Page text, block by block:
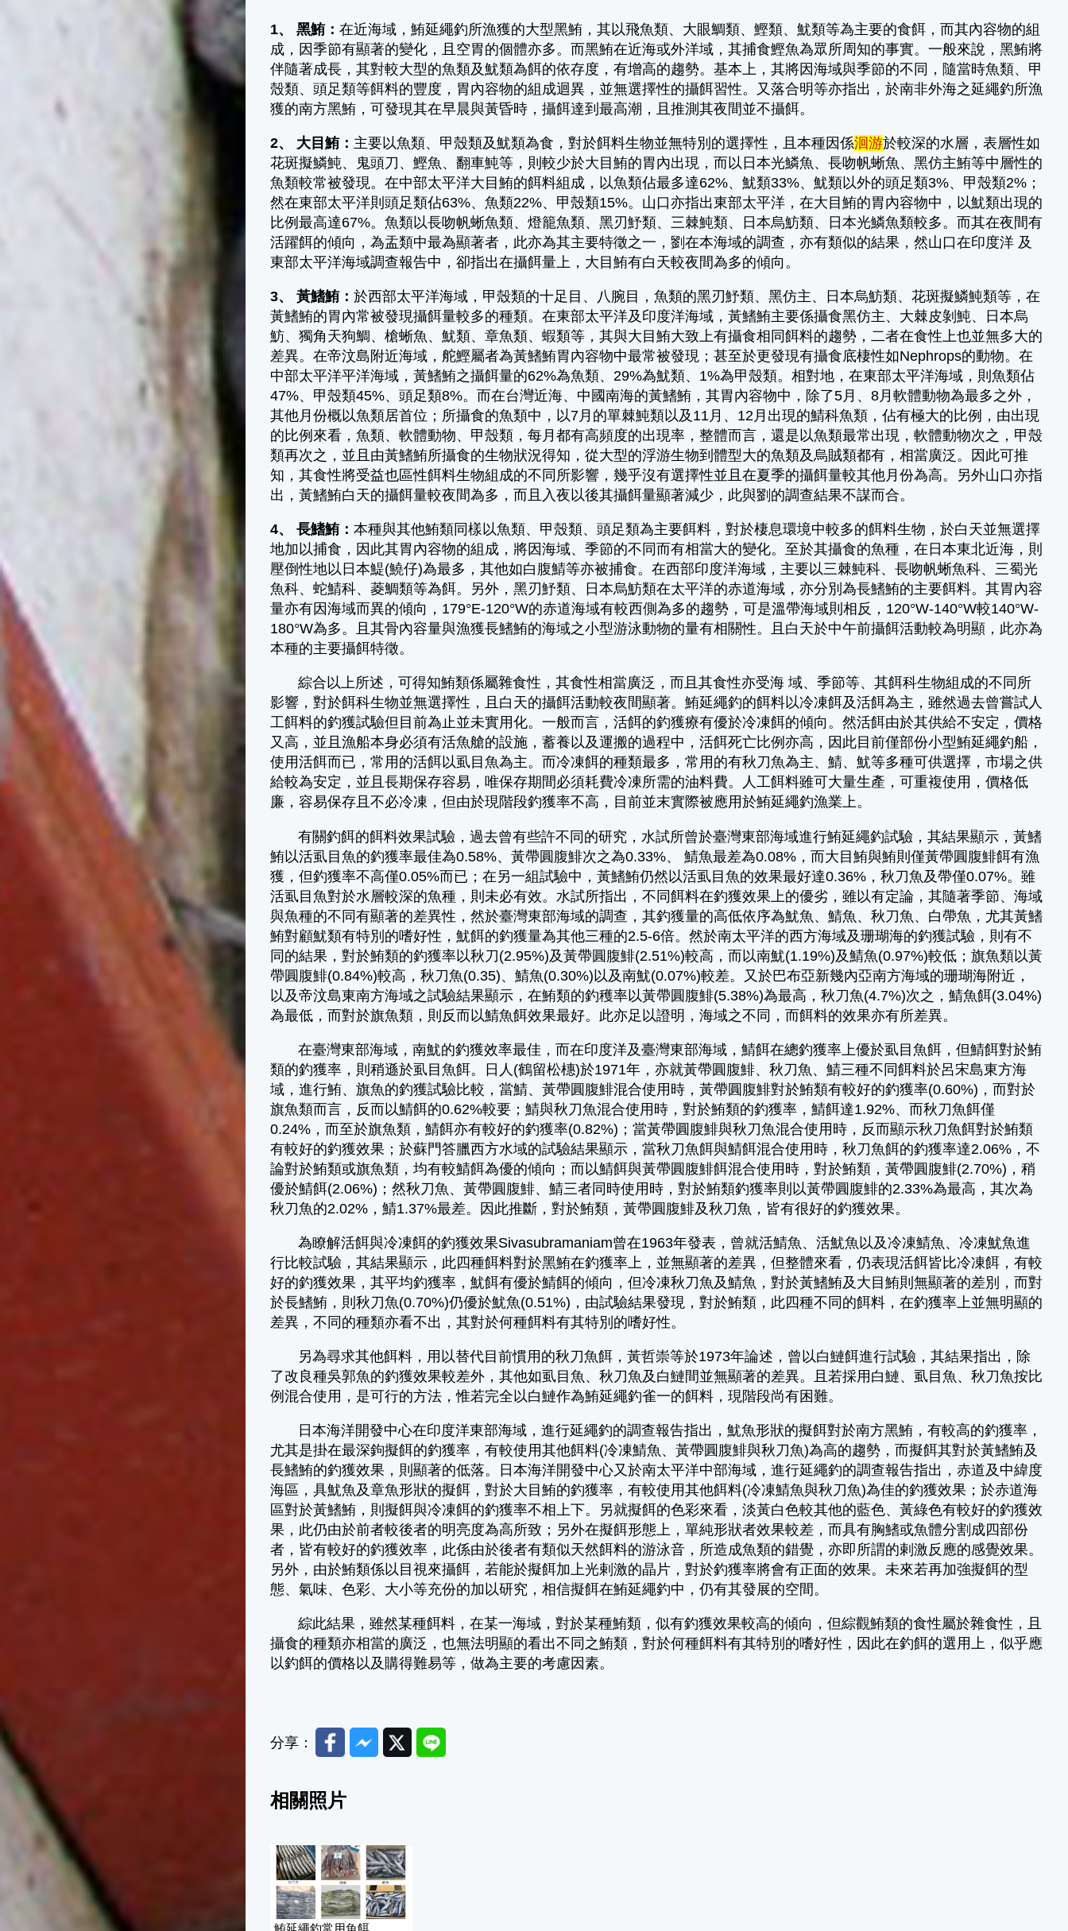
1、 黑鮪：在近海域，鮪延繩釣所漁獲的大型黑鮪，其以飛魚類、大眼鯛類、鰹類、魷類等為主要的食餌，而其內容物的組
成，因季節有顯著的變化，且空胃的個體亦多。而黑鮪在近海或外洋域，其捕食鰹魚為眾所周知的事實。一般來說，黑鮪將
伴隨著成長，其對較大型的魚類及魷類為餌的依存度，有增高的趨勢。基本上，其將因海域與季節的不同，隨當時魚類、甲
殼類、頭足類等餌料的豐度，胃內容物的組成迴異，並無選擇性的攝餌習性。又落合明等亦指出，於南非外海之延繩釣所漁
獲的南方黑鮪，可發現其在早晨與黃昏時，攝餌達到最高潮，且推測其夜間並不攝餌。
2、 大目鮪： 主要以魚類、甲殼類及魷類為食，對於餌料生物並無特別的選擇性，且本種因係洄游於較深的水層，表層性如
花斑擬鱗魨、鬼頭刀、鰹魚、翻車魨等，則較少於大目鮪的胃內出現，而以日本光鱗魚、長吻帆蜥魚、黑仿主鮪等中層性的
魚類較常被發現。在中部太平洋大目鮪的餌料組成，以魚類佔最多達62%、魷類33%、魷類以外的頭足類3%、甲殼類2%；
然在東部太平洋則頭足類佔63%、魚類22%、甲殼類15%。山口亦指出東部太平洋，在大目鮪的胃內容物中，以魷類出現的
比例最高達67%。魚類以長吻帆蜥魚類、燈籠魚類、黑刃魣類、三棘魨類、日本烏魴類、日本光鱗魚類較多。而其在夜間有
活躍餌的傾向，為盂類中最為顯著者，此亦為其主要特徵之一，劉在本海域的調查，亦有類似的結果，然山口在印度洋 及
東部太平洋海域調查報告中，卻指出在攝餌量上，大目鮪有白天較夜間為多的傾向。
3、 黃鰭鮪：於西部太平洋海域，甲殼類的十足目、八腕目，魚類的黑刃魣類、黑仿主、日本烏魴類、花斑擬鱗魨類等，在
黃鰭鮪的胃內常被發現攝餌量較多的種類。在東部太平洋及印度洋海域，黃鰭鮪主要係攝食黑仿主、大棘皮剝魨、日本烏
魴、獨角天狗鯛、槍蜥魚、魷類、章魚類、蝦類等，其與大目鮪大致上有攝食相同餌料的趨勢，二者在食性上也並無多大的
差異。在帝汶島附近海域，舵鰹屬者為黃鰭鮪胃內容物中最常被發現；甚至於更發現有攝食底棲性如Nephrops的動物。在
中部太平洋平洋海域，黃鰭鮪之攝餌量的62%為魚類、29%為魷類、1%為甲殼類。相對地，在東部太平洋海域，則魚類佔
47%、甲殼類45%、頭足類8%。而在台灣近海、中國南海的黃鰭鮪，其胃內容物中，除了5月、8月軟體動物為最多之外，
其他月份概以魚類居首位；所攝食的魚類中，以7月的單棘魨類以及11月、12月出現的鯖科魚類，佔有極大的比例，由出現
的比例來看，魚類、軟體動物、甲殼類，每月都有高頻度的出現率，整體而言，還是以魚類最常出現，軟體動物次之，甲殼
類再次之，並且由黃鰭鮪所攝食的生物狀況得知，從大型的浮游生物到體型大的魚類及烏賊類都有，相當廣泛。因此可推
知，其食性將受益也區性餌料生物組成的不同所影響，幾乎沒有選擇性並且在夏季的攝餌量較其他月份為高。另外山口亦指
出，黃鰭鮪白天的攝餌量較夜間為多，而且入夜以後其攝餌量顯著減少，此與劉的調查結果不謀而合。
4、 長鰭鮪：本種與其他鮪類同樣以魚類、甲殼類、頭足類為主要餌料，對於棲息環境中較多的餌料生物，於白天並無選擇
地加以捕食，因此其胃內容物的組成，將因海域、季節的不同而有相當大的變化。至於其攝食的魚種，在日本東北近海，則
壓倒性地以日本鯷(鱙仔)為最多，其他如白腹鯖等亦被捕食。在西部印度洋海域，主要以三棘魨科、長吻帆蜥魚科、三蜀光
魚科、蛇鯖科、菱鯛類等為餌。另外，黑刃魣類、日本烏魴類在太平洋的赤道海域，亦分別為長鰭鮪的主要餌料。其胃內容
量亦有因海域而異的傾向，179°E-120°W的赤道海域有較西側為多的趨勢，可是溫帶海域則相反，120°W-140°W較140°W-
180°W為多。且其骨內容量與漁獲長鰭鮪的海域之小型游泳動物的量有相關性。且白天於中午前攝餌活動較為明顯，此亦為
本種的主要攝餌特徵。
綜合以上所述，可得知鮪類係屬雜食性，其食性相當廣泛，而且其食性亦受海 域、季節等、其餌科生物組成的不同所
影響，對於餌科生物並無選擇性，且白天的攝餌活動較夜間顯著。鮪延繩釣的餌料以冷凍餌及活餌為主，雖然過去曾嘗試人
工餌料的釣獲試驗但目前為止並未實用化。一般而言，活餌的釣獲療有優於冷凍餌的傾向。然活餌由於其供給不安定，價格
又高，並且漁船本身必須有活魚艙的設施，蓄養以及運搬的過程中，活餌死亡比例亦高，因此目前僅部份小型鮪延繩釣船，
使用活餌而已，常用的活餌以虱目魚為主。而冷凍餌的種類最多，常用的有秋刀魚為主、鯖、魷等多種可供選擇，市場之供
給較為安定，並且長期保存容易，唯保存期間必須耗費冷凍所需的油料費。人工餌料雖可大量生產，可重複使用，價格低
廉，容易保存且不必冷凍，但由於現階段釣獲率不高，目前並末實際被應用於鮪延繩釣漁業上。
有關釣餌的餌料效果試驗，過去曾有些許不同的研究，水試所曾於臺灣東部海域進行鮪延繩釣試驗，其結果顯示，黃鰭
鮪以活虱目魚的釣獲率最佳為0.58%、黃帶圓腹鯡次之為0.33%、 鯖魚最差為0.08%，而大目鮪與鮪則僅黃帶圓腹鯡餌有漁
獲，但釣獲率不高僅0.05%而已；在另一組試驗中，黃鰭鮪仍然以活虱目魚的效果最好達0.36%，秋刀魚及帶僅0.07%。雖
活虱目魚對於水層較深的魚種，則未必有效。水試所指出，不同餌料在釣獲效果上的優劣，雖以有定論，其隨著季節、海域
與魚種的不同有顯著的差異性，然於臺灣東部海域的調查，其釣獲量的高低依序為魷魚、鯖魚、秋刀魚、白帶魚，尤其黃鰭
鮪對顧魷類有特別的嗜好性，魷餌的釣獲量為其他三種的2.5-6倍。然於南太平洋的西方海域及珊瑚海的釣獲試驗，則有不
同的結果，對於鮪類的釣獲率以秋刀(2.95%)及黃帶圓腹鯡(2.51%)較高，而以南魷(1.19%)及鯖魚(0.97%)較低；旗魚類以黃
帶圓腹鯡(0.84%)較高，秋刀魚(0.35)、鯖魚(0.30%)以及南魷(0.07%)較差。又於巴布亞新幾內亞南方海域的珊瑚海附近，
以及帝汶島東南方海域之試驗結果顯示，在鮪類的釣穫率以黃帶圓腹鯡(5.38%)為最高，秋刀魚(4.7%)次之，鯖魚餌(3.04%)
為最低，而對於旗魚類，則反而以鯖魚餌效果最好。此亦足以證明，海域之不同，而餌料的效果亦有所差異。
在臺灣東部海域，南魷的釣獲效率最佳，而在印度洋及臺灣東部海域，鯖餌在總釣獲率上優於虱目魚餌，但鯖餌對於鮪
類的釣獲率，則稍遜於虱目魚餌。日人(鶴留松橞)於1971年，亦就黃帶圓腹鯡、秋刀魚、鯖三種不同餌料於呂宋島東方海
域，進行鮪、旗魚的釣獲試驗比較，當鯖、黃帶圓腹鯡混合使用時，黃帶圓腹鯡對於鮪類有較好的釣獲率(0.60%)，而對於
旗魚類而言，反而以鯖餌的0.62%較要；鯖與秋刀魚混合使用時，對於鮪類的釣獲率，鯖餌達1.92%、而秋刀魚餌僅
0.24%，而至於旗魚類，鯖餌亦有較好的釣獲率(0.82%)；當黃帶圓腹鯡與秋刀魚混合使用時，反而顯示秋刀魚餌對於鮪類
有較好的釣獲效果；於蘇門答臘西方水域的試驗結果顯示，當秋刀魚餌與鯖餌混合使用時，秋刀魚餌的釣獲率達2.06%，不
論對於鮪類或旗魚類，均有較鯖餌為優的傾向；而以鯖餌與黃帶圓腹鯡餌混合使用時，對於鮪類，黃帶圓腹鯡(2.70%)，稍
優於鯖餌(2.06%)；然秋刀魚、黃帶圓腹鯡、鯖三者同時使用時，對於鮪類釣獲率則以黃帶圓腹鯡的2.33%為最高，其次為
秋刀魚的2.02%，鯖1.37%最差。因此推斷，對於鮪類，黃帶圓腹鯡及秋刀魚，皆有很好的釣獲效果。
為瞭解活餌與冷凍餌的釣獲效果Sivasubramaniam曾在1963年發表，曾就活鯖魚、活魷魚以及冷凍鯖魚、冷凍魷魚進
行比較試驗，其結果顯示，此四種餌料對於黑鮪在釣獲率上，並無顯著的差異，但整體來看，仍表現活餌皆比冷凍餌，有較
好的釣獲效果，其平均釣獲率，魷餌有優於鯖餌的傾向，但冷凍秋刀魚及鯖魚，對於黃鰭鮪及大目鮪則無顯著的差別，而對
於長鰭鮪，則秋刀魚(0.70%)仍優於魷魚(0.51%)，由試驗結果發現，對於鮪類，此四種不同的餌料，在釣獲率上並無明顯的
差異，不同的種類亦看不出，其對於何種餌料有其特別的嗜好性。
另為尋求其他餌料，用以替代目前慣用的秋刀魚餌，黃哲崇等於1973年論述，曾以白鰱餌進行試驗，其結果指出，除
了改良種吳郭魚的釣獲效果較差外，其他如虱目魚、秋刀魚及白鰱間並無顯著的差異。且若採用白鰱、虱目魚、秋刀魚按比
例混合使用，是可行的方法，惟若完全以白鰱作為鮪延繩釣雀一的餌料，現階段尚有困難。
日本海洋開發中心在印度洋東部海域，進行延繩釣的調查報告指出，魷魚形狀的擬餌對於南方黑鮪，有較高的釣獲率，
尤其是掛在最深鉤擬餌的釣獲率，有較使用其他餌料(冷凍鯖魚、黃帶圓腹鯡與秋刀魚)為高的趨勢，而擬餌其對於黃鰭鮪及
長鰭鮪的釣獲效果，則顯著的低落。日本海洋開發中心又於南太平洋中部海域，進行延繩釣的調查報告指出，赤道及中緯度
海區，具魷魚及章魚形狀的擬餌，對於大目鮪的釣獲率，有較使用其他餌料(冷凍鯖魚與秋刀魚)為佳的釣獲效果；於赤道海
區對於黃鰭鮪，則擬餌與冷凍餌的釣獲率不相上下。另就擬餌的色彩來看，淡黃白色較其他的藍色、黃綠色有較好的釣獲效
果，此仍由於前者較後者的明亮度為高所致；另外在擬餌形態上，單純形狀者效果較差，而具有胸鰭或魚體分割成四部份
者，皆有較好的釣獲效率，此係由於後者有類似天然餌料的游泳音，所造成魚類的錯覺，亦即所謂的剌激反應的感覺效果。
另外，由於鮪類係以目視來攝餌，若能於擬餌加上光剌激的晶片，對於釣獲率將會有正面的效果。未來若再加強擬餌的型
態、氣味、色彩、大小等充份的加以研究，相信擬餌在鮪延繩釣中，仍有其發展的空間。
綜此結果，雖然某種餌料，在某一海域，對於某種鮪類，似有釣獲效果較高的傾向，但綜觀鮪類的食性屬於雜食性，且
攝食的種類亦相當的廣泛，也無法明顯的看出不同之鮪類，對於何種餌料有其特別的嗜好性，因此在釣餌的選用上，似乎應
以釣餌的價格以及購得難易等，做為主要的考慮因素。
分享： FacebookMessenger
TwitterLine
相關照片